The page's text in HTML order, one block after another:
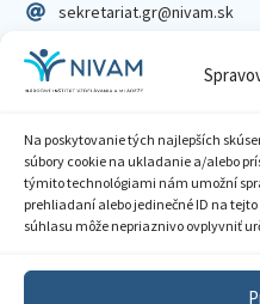
Na poskytovanie tých najlepších
súbory cookie na ukladanie a/alebo
týmito technológiami nám umožní
prehliadaní alebo jedinečné ID na
súhlasu môže nepriaznivo ovplyvniť
sekretariat.gr@nivam.sk
IČO: 00164348
DIČ: 2020798714
Zásady